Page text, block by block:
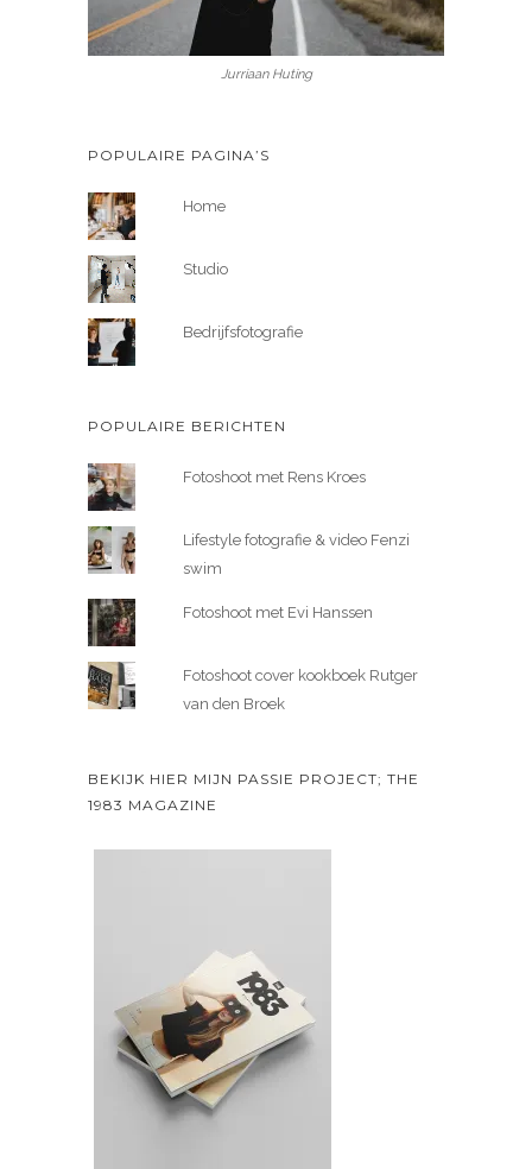
Jurriaan Huting
POPULAIRE PAGINA’S
Home
Studio
Bedrijfsfotografie
POPULAIRE BERICHTEN
Fotoshoot met Rens Kroes
Lifestyle fotografie & video Fenzi
swim
Fotoshoot met Evi Hanssen
Fotoshoot cover kookboek Rutger
van den Broek
BEKIJK HIER MIJN PASSIE PROJECT; THE
1983 MAGAZINE